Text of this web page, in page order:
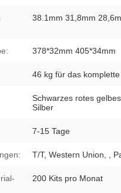
38.1mm 31,8mm
378*32mm 405*34mm
46 kg für das
Schwarzes rotes
Silber
7-15 Tage
T/T, Western Union, ,
200 Kits pro Monat